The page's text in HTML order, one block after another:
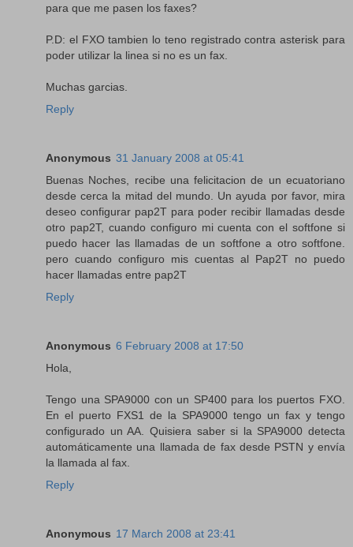
para que me pasen los faxes?
P.D: el FXO tambien lo teno registrado contra asterisk para
poder utilizar la linea si no es un fax.
Muchas garcias.
Reply
Anonymous 31 January 2008 at 05:41
Buenas Noches, recibe una felicitacion de un ecuatoriano
desde cerca la mitad del mundo. Un ayuda por favor, mira
deseo configurar pap2T para poder recibir llamadas desde
otro pap2T, cuando configuro mi cuenta con el softfone si
puedo hacer las llamadas de un softfone a otro softfone.
pero cuando configuro mis cuentas al Pap2T no puedo
hacer llamadas entre pap2T
Reply
Anonymous 6 February 2008 at 17:50
Hola,
Tengo una SPA9000 con un SP400 para los puertos FXO.
En el puerto FXS1 de la SPA9000 tengo un fax y tengo
configurado un AA. Quisiera saber si la SPA9000 detecta
automáticamente una llamada de fax desde PSTN y envía
la llamada al fax.
Reply
Anonymous 17 March 2008 at 23:41